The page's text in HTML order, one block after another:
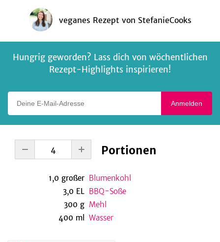
veganes Rezept von StefanieCooks
Hungrig geworden? Lass dich von wöchentlichen
Rezept-Highlights inspirieren!
Anmelden
Portionen
1,0 großer Blumenkohl
3,0 EL BBQ-Soße
300 g Mehl
400 ml Wasser